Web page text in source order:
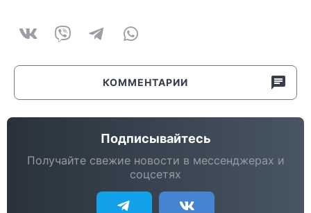
КОММЕНТАРИИ
Подписывайтесь
Получайте свежие новости в мессенджерах и
соцсетях